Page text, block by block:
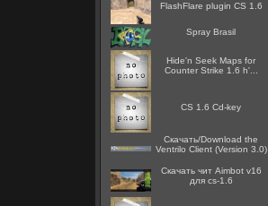
FlashFlare plugin CS 1.6
Spray Brasil
Hide'n Seek Maps for
Counter Strike 1.6 h'...
CS 1.6 Cd-key
Скачать/Download the
Ventrilo Client (Version 3.0)
Скачать чит Aimbot v16
для cs-1.6